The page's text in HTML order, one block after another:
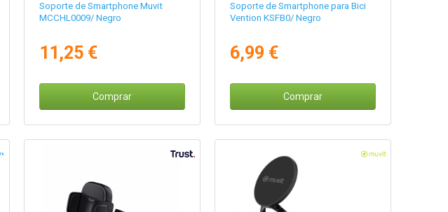
Soporte de Smartphone Muvit
MCCHL0009/ Negro
11,25 €
Comprar
Soporte de Smartphone para Bici
Vention KSFB0/ Negro
6,99 €
Comprar